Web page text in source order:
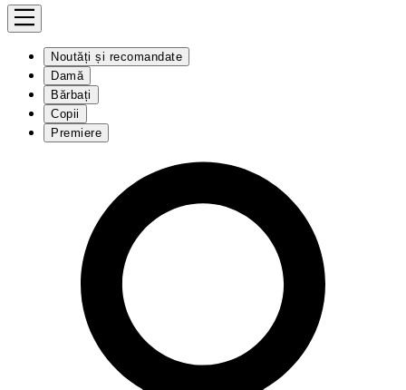
Noutăți și recomandate
Damă
Bărbați
Copii
Premiere